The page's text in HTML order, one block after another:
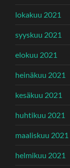
lokakuu 2021
syyskuu 2021
elokuu 2021
heinäkuu 2021
kesäkuu 2021
huhtikuu 2021
maaliskuu 2021
helmikuu 2021